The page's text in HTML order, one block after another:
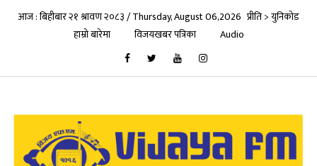
आज : बिहीबार २१ श्रावण २०८३ / Thursday, August 06,2026 प्रीति > युनिकोड
हाम्रो बारेमा
विजयखबर पत्रिका Audio